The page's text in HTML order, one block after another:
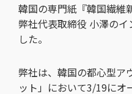
韓国の専門紙『韓国繊維
弊社代表取締役 小澤の
した。
弊社は、韓国の都心型ア
ット」において3/19にオ